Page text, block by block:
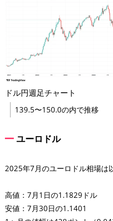
ドル円週足チャート
139.5〜150.0の内で推移
ユーロドル
2025年7月のユーロドル相場は
高値：7月1日の1.1829ドル
安値：7月30日の1.1401